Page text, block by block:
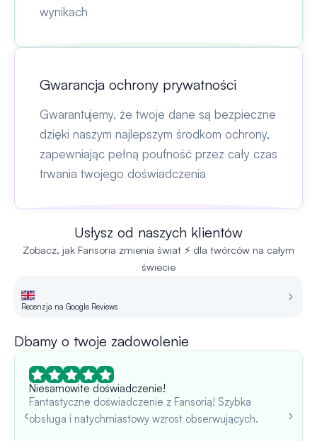
wynikach
Gwarancja ochrony prywatności
Gwarantujemy, że twoje dane są bezpieczne
dzięki naszym najlepszym środkom ochrony,
zapewniając pełną poufność przez cały czas
trwania twojego doświadczenia
Usłysz od naszych klientów
Zobacz, jak Fansoria zmienia świat ⚡ dla twórców na całym
świecie
Recenzja na Google Reviews
Dbamy o twoje zadowolenie
Niesamowite doświadczenie!
Fantastyczne doświadczenie z Fansorią! Szybka
obsługa i natychmiastowy wzrost obserwujących.